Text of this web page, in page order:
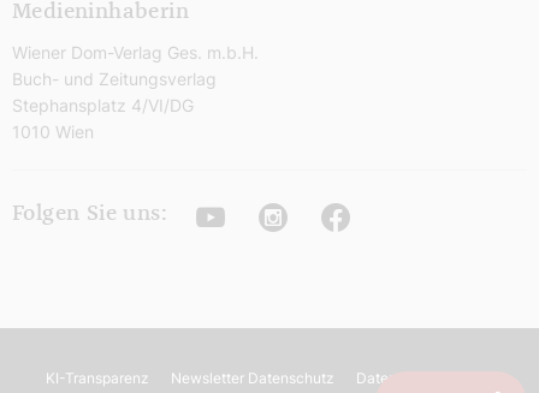
Medieninhaberin
Wiener Dom-Verlag Ges. m.b.H.
Buch- und Zeitungsverlag
Stephansplatz 4/VI/DG
1010 Wien
Folgen Sie uns: YoutubeInstagramFacebook
KI-Transparenz Newsletter Datenschutz Datenschutz